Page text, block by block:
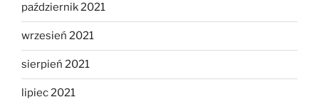
październik 2021
wrzesień 2021
sierpień 2021
lipiec 2021